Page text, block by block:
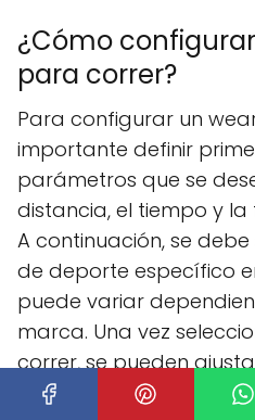
¿Cómo
para correr?
Para configurar un
importante definir
parámetros que se
distancia, el tiempo y
A continuación, se
de deporte específico
puede variar
marca. Una vez
correr, se pueden
adicionales, como la